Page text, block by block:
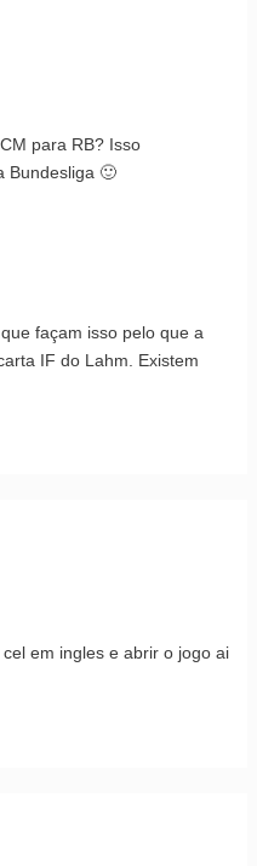
para RB? Isso
Bundesliga 🙂
façam isso pelo que a
IF do Lahm. Existem
em ingles e abrir o jogo ai